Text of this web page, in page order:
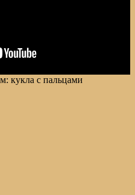
кукла с пальцами